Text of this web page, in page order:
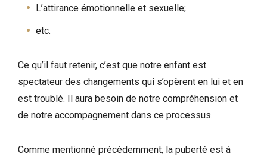
L’attirance émotionnelle et sexuelle;
etc.
Ce qu’il faut retenir, c’est que notre enfant est
spectateur des changements qui s’opèrent en lui et en
est troublé. Il aura besoin de notre compréhension et
de notre accompagnement dans ce processus.
Comme mentionné précédemment, la puberté est à